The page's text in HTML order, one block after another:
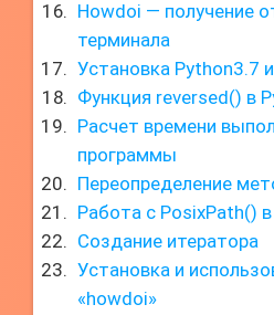
Howdoi — получение
терминала
Установка Python3.7
Функция reversed() в
Расчет времени
программы
Переопределение
Работа с PosixPath()
Создание итератора
Установка и
«howdoi»